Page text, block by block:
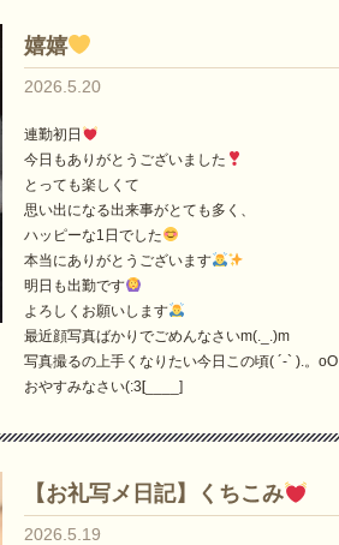
嬉嬉
2026.5.20
連勤初日
今日もありがとうございました
とっても楽しくて
思い出になる出来事がとても多く、
ハッピーな1日でした
本当にありがとうございます
明日も出勤です
よろしくお願いします
最近顔写真ばかりでごめんなさいm(._.)m
写真撮るの上手くなりたい今日この頃( ´-` ).。oO
おやすみなさい(:3[____]
【お礼写メ日記】くちこみ
2026.5.19